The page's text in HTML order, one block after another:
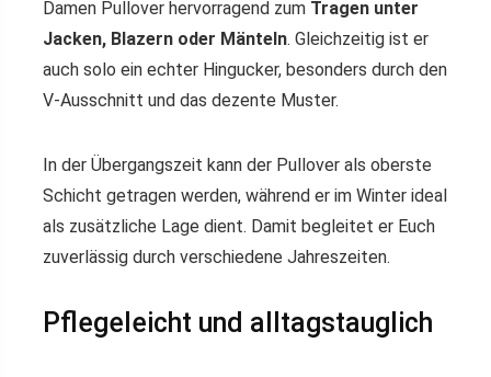
Damen Pullover hervorragend zum Tragen unter
Jacken, Blazern oder Mänteln. Gleichzeitig ist er
auch solo ein echter Hingucker, besonders durch den
V-Ausschnitt und das dezente Muster.
In der Übergangszeit kann der Pullover als oberste
Schicht getragen werden, während er im Winter ideal
als zusätzliche Lage dient. Damit begleitet er Euch
zuverlässig durch verschiedene Jahreszeiten.
Pflegeleicht und alltagstauglich